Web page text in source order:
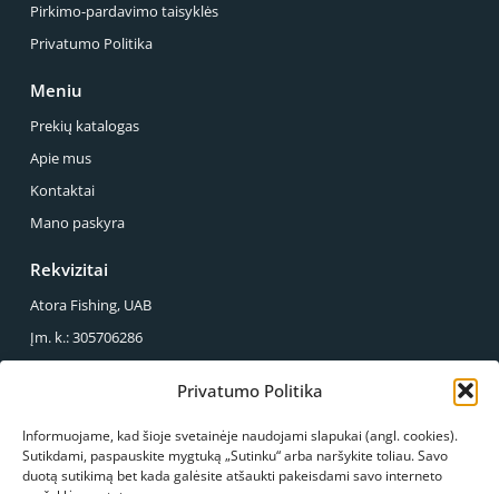
Privatumo Politika
Informuojame, kad šioje svetainėje naudojami slapukai (angl. cookies).
Sutikdami, paspauskite mygtuką „Sutinku“ arba naršykite toliau. Savo
duotą sutikimą bet kada galėsite atšaukti pakeisdami savo interneto
Pirkimo-pardavimo taisyklės
Privatumo Politika
Meniu
Prekių katalogas
Apie mus
Kontaktai
Mano paskyra
Rekvizitai
Atora Fishing, UAB
Įm. k.: 305706286
Reg. Adresas.: Sirupio g. 49-43, Panevėžys
Mus galite rasti
S.Kerbedžio g. 23, Panevėžys